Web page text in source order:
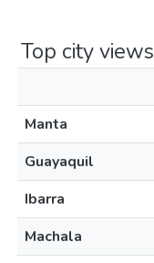
Top city views
Manta
Guayaquil
Ibarra
Machala